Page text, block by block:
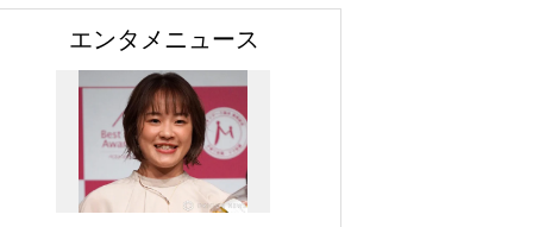
エンタメニュース